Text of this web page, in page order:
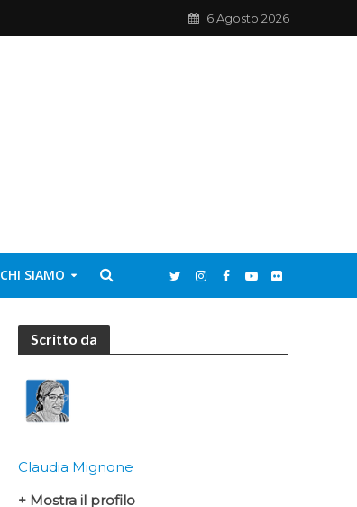
6 Agosto 2026
CHI SIAMO
Scritto da
Claudia Mignone
+ Mostra il profilo